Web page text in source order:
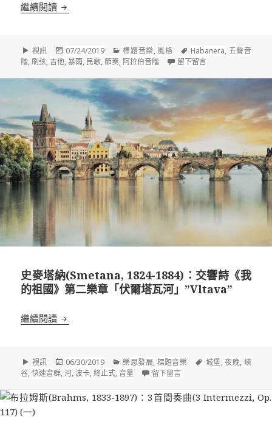
繼續閱讀 德布西(Claude Debussy, 1862-1918)：版畫
格
式
視訊
發
佈
07/24/2019
分
類
標題音樂, 風格
標
籤
Habanera, 五聲音
階,刷弦,吉他,暴雨, 民歌,節奏, 阿拉伯音階 留下留言在 德布西(Claude
史麥塔納(Smetana, 1824-1884)：交響詩《我
的祖國》第二樂章「伏爾塔瓦河」”Vltava”
繼續閱讀 史麥塔納(Smetana, 1824-1884)：交響詩《我的祖
格
式
視訊
發
佈
06/30/2019
分
類
樂思發展, 標題音樂
標
城堡,夜晚, 峽
谷,快速音群,河,波卡,終止式,音量 留下留言在 史麥塔納(Smetana,